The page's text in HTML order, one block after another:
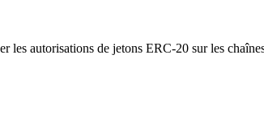
les autorisations de jetons ERC-20 sur les